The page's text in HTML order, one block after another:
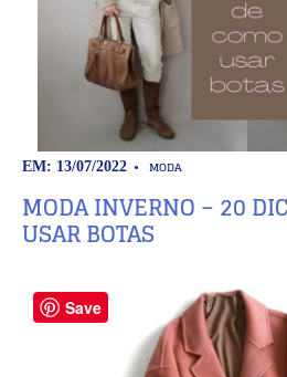
EM: 13/07/2022 MODA
MODA INVERNO – 20
USAR BOTAS
Save